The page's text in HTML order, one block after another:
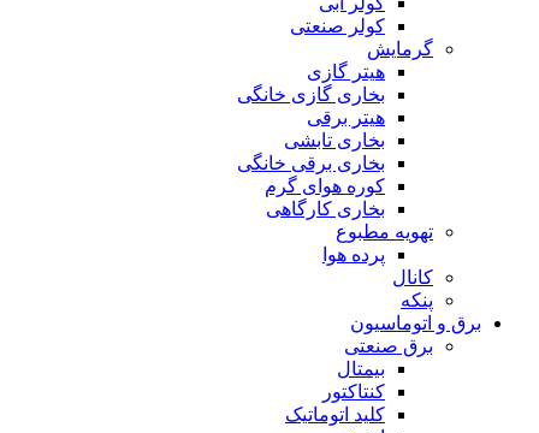
کولر صنعتی
گرمایش
هیتر گازی
بخاری گازی خانگی
هیتر برقی
بخاری تابشی
بخاری برقی خانگی
کوره هوای گرم
بخاری کارگاهی
تهویه مطبوع
پرده هوا
کانال
پنکه
برق و اتوماسیون
برق صنعتی
بیمتال
کنتاکتور
کلید اتوماتیک